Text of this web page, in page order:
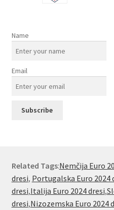
Name
Email
Related Tags:Nemčija Euro
dresi, Portugalska Euro 2024
dresi,Italija Euro 2024 dresi,
dresi,Nizozemska Euro 2024